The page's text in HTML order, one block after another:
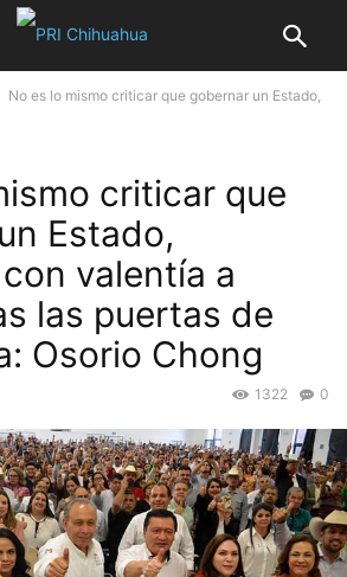
No es lo mismo criticar que gobernar un Estado,
criticar que
Estado,
valentía a
las puertas de
Osorio Chong
0
1322